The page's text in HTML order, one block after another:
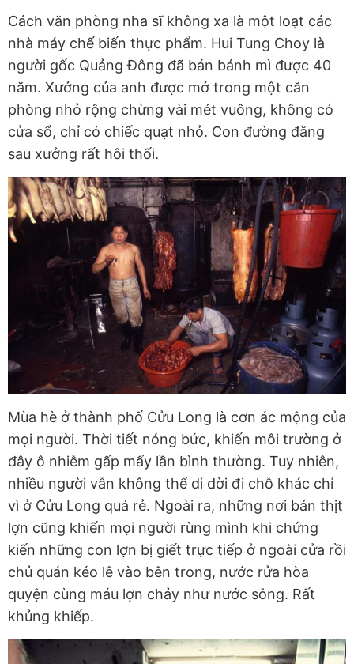
Cách văn phòng nha sĩ không xa là một loạt các
nhà máy chế biến thực phẩm. Hui Tung Choy là
người gốc Quảng Đông đã bán bánh mì được 40
năm. Xưởng của anh được mở trong một căn
phòng nhỏ rộng chừng vài mét vuông, không có
cửa sổ, chỉ có chiếc quạt nhỏ. Con đường đằng
sau xưởng rất hôi thối.
Mùa hè ở thành phố Cửu Long là cơn ác mộng của
mọi người. Thời tiết nóng bức, khiến môi trường ở
đây ô nhiễm gấp mấy lần bình thường. Tuy nhiên,
nhiều người vẫn không thể di dời đi chỗ khác chỉ
vì ở Cửu Long quá rẻ. Ngoài ra, những nơi bán thịt
lợn cũng khiến mọi người rùng mình khi chứng
kiến những con lợn bị giết trực tiếp ở ngoài cửa rồi
chủ quán kéo lê vào bên trong, nước rửa hòa
quyện cùng máu lợn chảy như nước sông. Rất
khủng khiếp.